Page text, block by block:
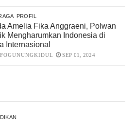
PROFIL
Amelia Fika Anggraeni, Polwan
Mengharumkan Indonesia di
Internasional
SEP 01, 2024